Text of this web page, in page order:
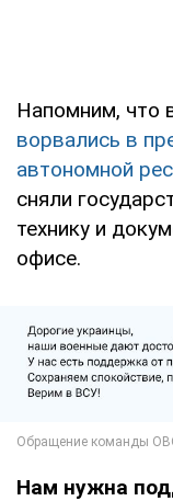
Напомним, что
ворвались в
автономной
сняли
технику и
офисе.
Нам нужна